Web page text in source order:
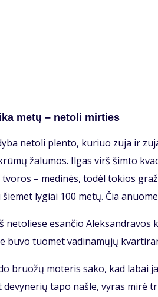
me­tų – ne­to­li mir­ties
ne­to­li plen­to, ku­riuo zu­ja ir
ža­lu­mos. Il­gas virš šim­to
– me­di­nės, to­dėl to­kios
šie­met ly­giai 100 me­tų. Čia
ne­to­lie­se esan­čio
bu­vo tuo­met va­di­na­mų­jų
bruo­žų mo­te­ris sa­ko, kad la­bai
de­vy­ne­rių ta­po naš­le, vy­ras mi­rė